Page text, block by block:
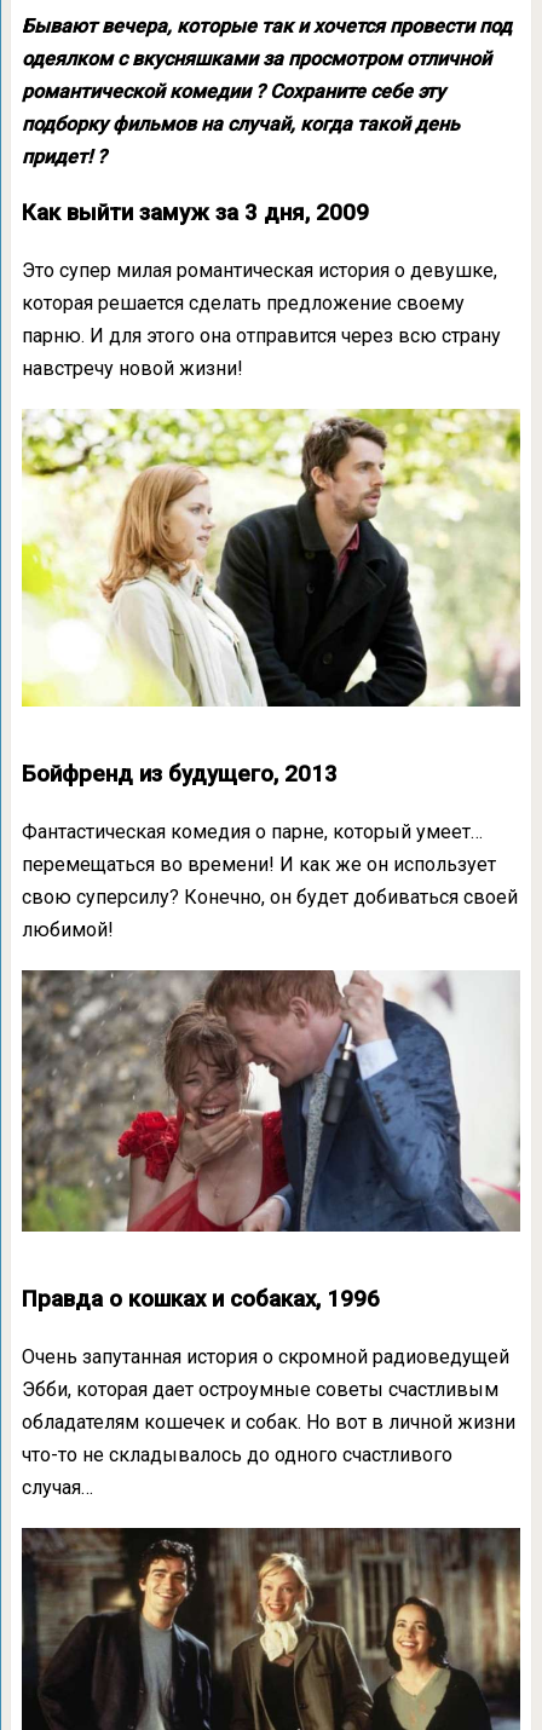
Бывают вечера, которые так и хочется провести под
одеялком с вкусняшками за просмотром отличной
романтической комедии ? Сохраните себе эту
подборку фильмов на случай, когда такой день
придет! ?
Как выйти замуж за 3 дня, 2009
Это супер милая романтическая история о девушке,
которая решается сделать предложение своему
парню. И для этого она отправится через всю страну
навстречу новой жизни!
Бойфренд из будущего, 2013
Фантастическая комедия о парне, который умеет…
перемещаться во времени! И как же он использует
свою суперсилу? Конечно, он будет добиваться своей
любимой!
Правда о кошках и собаках, 1996
Очень запутанная история о скромной радиоведущей
Эбби, которая дает остроумные советы счастливым
обладателям кошечек и собак. Но вот в личной жизни
что-то не складывалось до одного счастливого
случая…